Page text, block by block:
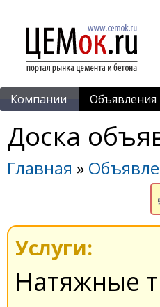
Компании Объявления
Доска
Главная »
Услуги:
Натяжные